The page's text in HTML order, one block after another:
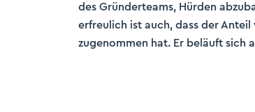
des Gründerteams, Hürden
erfreulich ist auch, dass der
zugenommen hat. Er beläuft sich